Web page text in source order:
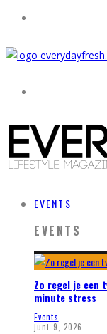
EVENTS
EVENTS
Zo regel je een
minute stress
Events
juni 9, 2026